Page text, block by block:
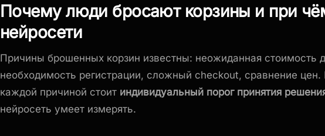
Почему люди бросают корзины и при
нейросети
Причины брошенных корзин известны: неожиданная стоимость
необходимость регистрации, сложный checkout, сравнение цен.
каждой причиной стоит индивидуальный порог принятия
нейросеть умеет измерять.